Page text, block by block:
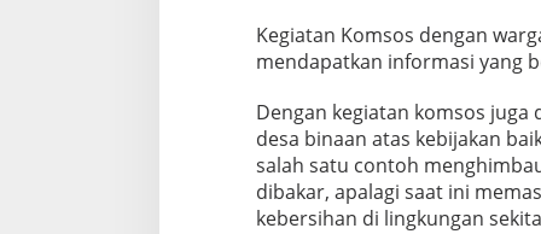
W
a
g
a
D
e
s
a
Kegiatan Komsos dengan
mendapatkan informasi yang
Dengan kegiatan komsos juga
desa binaan atas kebijakan
salah satu contoh
dibakar, apalagi saat ini
kebersihan di lingkungan